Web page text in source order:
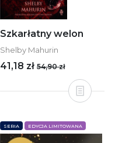
Szkarłatny welon
Shelby Mahurin
41,18 zł 54,90 zł
SERIA EDYCJA LIMITOWANA